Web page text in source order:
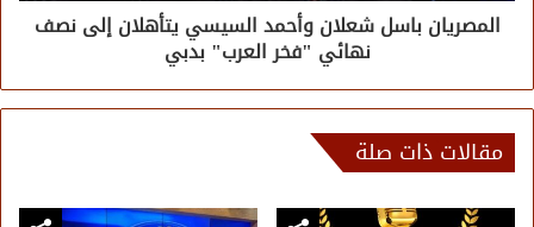
المصريان باسل شعلان وأحمد السيسي يتأهلان إلى نصف
نهائي "فخر العرب" بدبي
مقالات ذات صلة